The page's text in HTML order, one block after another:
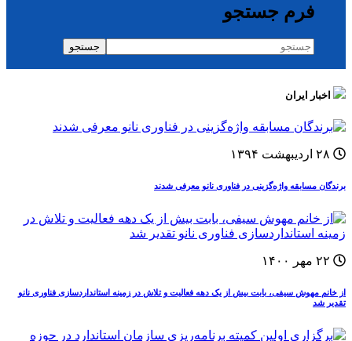
فرم جستجو
جستجو
اخبار ایران
برندگان مسابقه واژه‌گزینی در فناوری نانو معرفی شدند
از خانم مهوش سیفی، بابت بیش از یک دهه فعالیت و تلاش در زمینه استانداردسازی فناوری نانو
تقدیر شد